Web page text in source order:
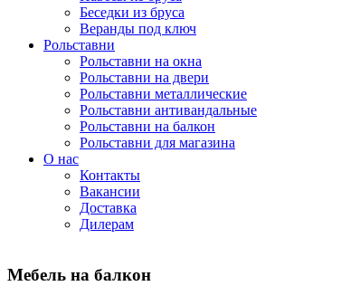
Беседки из бруса
Веранды под ключ
Рольставни
Рольставни на окна
Рольставни на двери
Рольставни металлические
Рольставни антивандальные
Рольставни на балкон
Рольставни для магазина
О нас
Контакты
Вакансии
Доставка
Дилерам
Мебель на балкон